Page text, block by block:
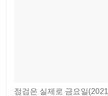
점검은 실제로 금요일